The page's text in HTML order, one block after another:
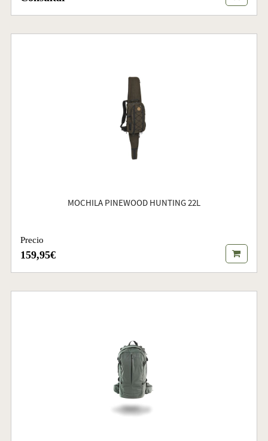
MOCHILA PINEWOOD HUNTING 22L
Precio
159,95€